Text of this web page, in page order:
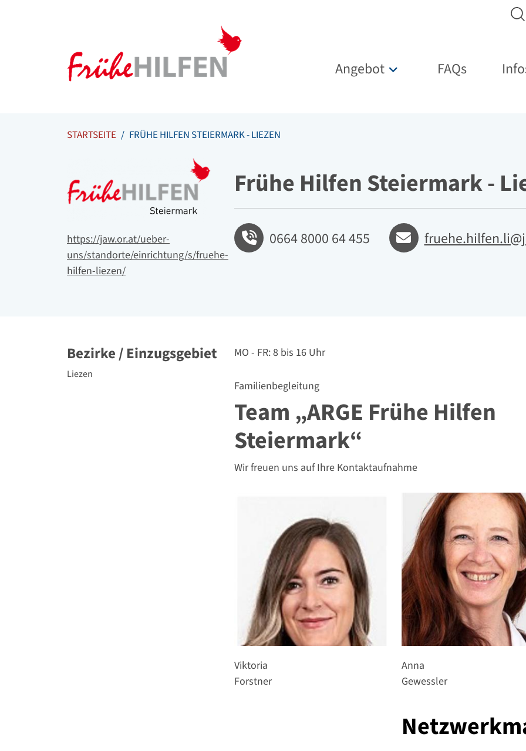
Hauptnavigation
Angebot Untermenü für „Angebot“
FAQs
STARTSEITE FRÜHE HILFEN STEIERMARK - LIEZEN
Website
https://jaw.or.at/ueber-
uns/standorte/einrichtung/s/fruehe-
hilfen-liezen/
Frühe Hilfen Steiermark -
Telefon0664 8000 64 455 E-mail
Bezirke / Einzugsgebiet
politische Bezirke
Liezen
Erreichbarkeit
MO - FR: 8 bis 16 Uhr
Familienbegleitung
Team „ARGE Frühe Hilfen
Steiermark“
Wir freuen uns auf Ihre Kontaktaufnahme
Viktoria
Forstner
Anna
Gewessler